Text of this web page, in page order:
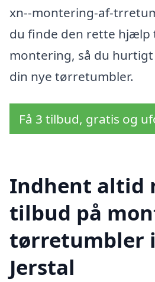
xn--montering-af-
du finde den rette hjælp
montering, så du
din nye tørretumbler.
Få 3 tilbud, gratis og
Indhent altid
tilbud på
tørretumbler
Jerstal